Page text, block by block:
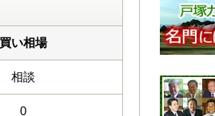
買い相場
相談
0